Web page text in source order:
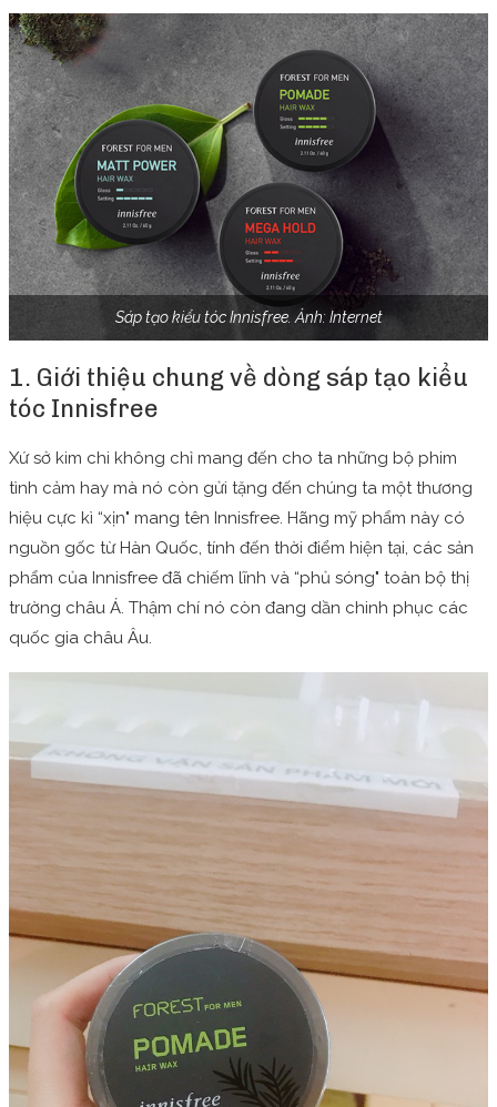
Sáp tạo kiểu tóc Innisfree. Ảnh: Internet
1. Giới thiệu chung về dòng sáp tạo kiểu
tóc Innisfree
Xứ sở kim chi không chỉ mang đến cho ta những bộ phim
tình cảm hay mà nó còn gửi tặng đến chúng ta một thương
hiệu cực kì “xịn" mang tên Innisfree. Hãng mỹ phẩm này có
nguồn gốc từ Hàn Quốc, tính đến thời điểm hiện tại, các sản
phẩm của Innisfree đã chiếm lĩnh và “phủ sóng" toàn bộ thị
trường châu Á. Thậm chí nó còn đang dần chinh phục các
quốc gia châu Âu.